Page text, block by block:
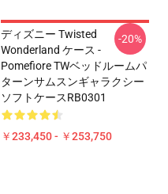
ディズニー Twisted
Wonderland ケース -
Pomefiore TWベッドルームパ
ターンサムスンギャラクシー
ソフトケースRB0301
￥233,450 - ￥253,750
-20%